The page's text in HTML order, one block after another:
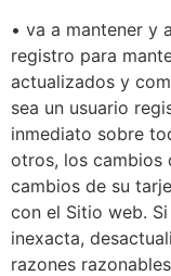
• va a mantener y
registro para
actualizados y
sea un usuario
inmediato sobre
otros, los cambios
cambios de su
con el Sitio web.
inexacta,
razones